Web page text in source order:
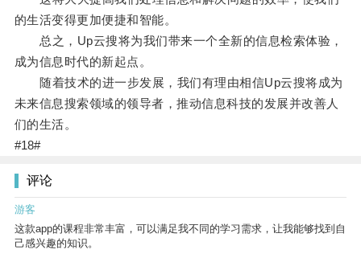
的生活变得更加便捷和智能。
总之，Up云搜将为我们带来一个全新的信息检索体验，
成为信息时代的新起点。
随着技术的进一步发展，我们有理由相信Up云搜将成为
未来信息搜索领域的领导者，推动信息科技的发展并改善人
们的生活。
#18#
评论
游客
这款app的课程非常丰富，可以满足我不同的学习需求，让我能够找到自
己感兴趣的知识。